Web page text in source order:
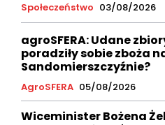
Społeczeństwo 03/08/2026
agroSFERA: Udane
poradziły sobie zboża
Sandomierszczyźnie?
AgroSFERA 05/08/2026
Wiceminister Bożena